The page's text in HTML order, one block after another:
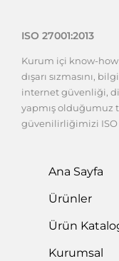
ISO 27001:2013
Kurum içi know-
dışarı sızmasını,
internet güvenliği,
yapmış olduğumuz
güvenilirliğimizi ISO
Ana Sayfa
Ürünler
Ürün
Kurumsal